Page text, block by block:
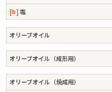
[b] 塩
オリーブオイル
オリーブオイル（成形用）
オリーブオイル（焼成用）